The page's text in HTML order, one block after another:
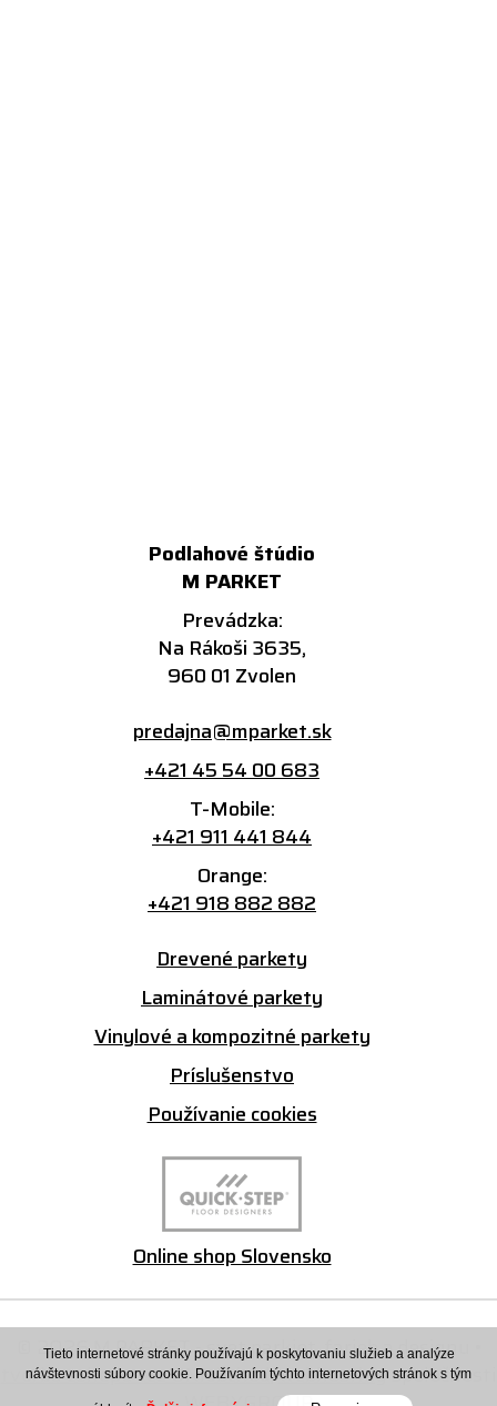
Podlahové štúdio
M PARKET
Prevádzka:
Na Rákoši 3635,
960 01 Zvolen
predajna@mparket.sk
+421 45 54 00 683
T-Mobile:
+421 911 441 844
Orange:
+421 918 882 882
Drevené parkety
Laminátové parkety
Vinylové a kompozitné parkety
Príslušenstvo
Používanie cookies
Online shop Slovensko
© 2026 M PARKET - svet parkiet, farieb a designu •
tvorba eshopu cez UNIobchod,webhostingspoločnosti
Tieto internetové stránky používajú k poskytovaniu služieb a analýze
návštevnosti súbory cookie. Používaním týchto internetových stránok s tým